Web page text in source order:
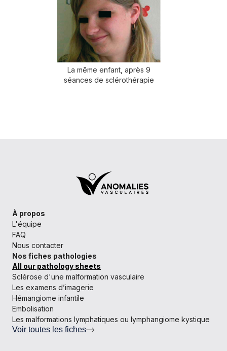
La même enfant, après 9
séances de sclérothérapie
À propos
L'équipe
FAQ
Nous contacter
Nos fiches pathologies
All our pathology sheets
Sclérose d'une malformation vasculaire
Les examens d’imagerie
Hémangiome infantile
Embolisation
Les malformations lymphatiques ou lymphangiome kystique
Voir toutes les fiches